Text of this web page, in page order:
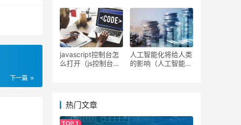
下一篇
javascript控制台怎
么打开（js控制台使
人工智能化将给人类
的影响（人工智能发
热门文章